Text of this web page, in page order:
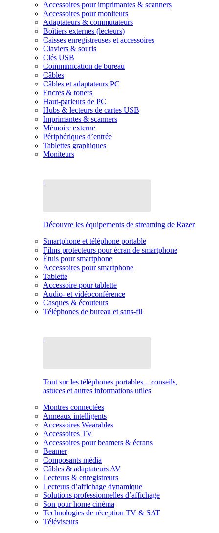
Accessoires pour imprimantes & scanners
Accessoires pour moniteurs
Adaptateurs & commutateurs
Boîtiers externes (lecteurs)
Caisses enregistreuses et accessoires
Claviers & souris
Clés USB
Communication de bureau
Câbles
Câbles et adaptateurs PC
Encres & toners
Haut-parleurs de PC
Hubs & lecteurs de cartes USB
Imprimantes & scanners
Mémoire externe
Périphériques d’entrée
Tablettes graphiques
Moniteurs
Découvre les équipements de streaming de Razer
Smartphone et téléphone portable
Films protecteurs pour écran de smartphone
Étuis pour smartphone
Accessoires pour smartphone
Tablette
Accessoire pour tablette
Audio- et vidéoconférence
Casques & écouteurs
Téléphones de bureau et sans-fil
Tout sur les téléphones portables – conseils,
astuces et autres informations utiles
Montres connectées
Anneaux intelligents
Accessoires Wearables
Accessoires TV
Accessoires pour beamers & écrans
Beamer
Composants média
Câbles & adaptateurs AV
Lecteurs & enregistreurs
Lecteurs d’affichage dynamique
Solutions professionnelles d’affichage
Son pour home cinéma
Technologies de réception TV & SAT
Téléviseurs